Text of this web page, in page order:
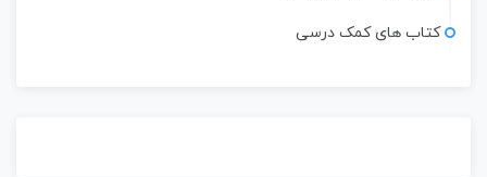
کتاب های کمک درسی